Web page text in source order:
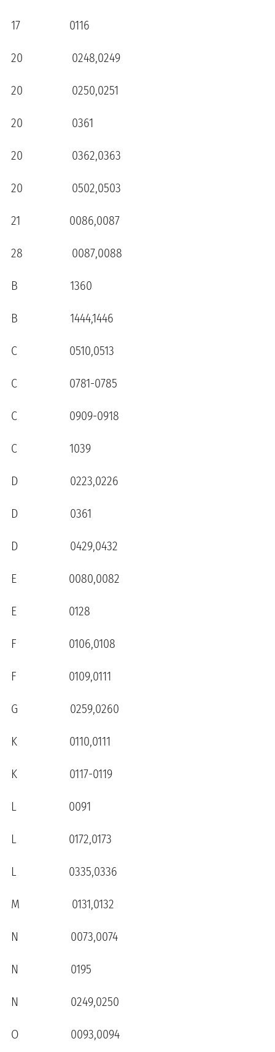
17 0116
20 0248,0249
20 0250,0251
20 0361
20 0362,0363
20 0502,0503
21 0086,0087
28 0087,0088
B 1360
B 1444,1446
C 0510,0513
C 0781-0785
C 0909-0918
C 1039
D 0223,0226
D 0361
D 0429,0432
E 0080,0082
E 0128
F 0106,0108
F 0109,0111
G 0259,0260
K 0110,0111
K 0117-0119
L 0091
L 0172,0173
L 0335,0336
M 0131,0132
N 0073,0074
N 0195
N 0249,0250
O 0093,0094